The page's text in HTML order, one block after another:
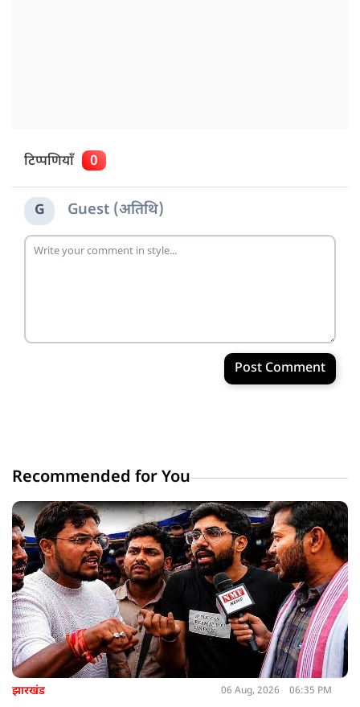
टिप्पणियाँ 0
G Guest (अतिथि)
Post Comment
Recommended for You
झारखंड 06 Aug, 2026 06:35 PM